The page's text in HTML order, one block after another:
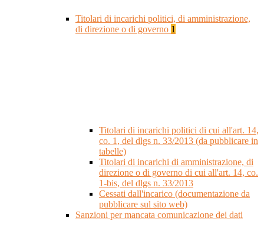
Titolari di incarichi politici, di amministrazione,
di direzione o di governo 1
Titolari di incarichi politici di cui all'art. 14,
co. 1, del dlgs n. 33/2013 (da pubblicare in
tabelle)
Titolari di incarichi di amministrazione, di
direzione o di governo di cui all'art. 14, co.
1-bis, del dlgs n. 33/2013
Cessati dall'incarico (documentazione da
pubblicare sul sito web)
Sanzioni per mancata comunicazione dei dati